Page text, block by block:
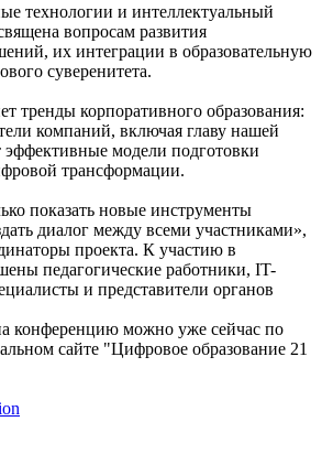
технологии и интеллектуальный
вопросам развития
их интеграции в образовательную
суверенитета.
тренды корпоративного образования:
компаний, включая главу нашей
эффективные модели подготовки
трансформации.
показать новые инструменты
диалог между всеми участниками»,
проекта. К участию в
педагогические работники, IT-
и представители органов
конференцию можно уже сейчас по
сайте "Цифровое образование 21